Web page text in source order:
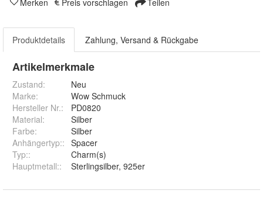
Produktdetails Zahlung, Versand & Rückgabe
Artikelmerkmale
Zustand:
Neu
Marke:
Wow Schmuck
Hersteller Nr.:
PD0820
Material:
Silber
Farbe:
Silber
Anhängertyp:: Spacer
Typ::
Charm(s)
Hauptmetall:: Sterlingsilber, 925er